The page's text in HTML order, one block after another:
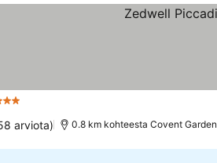
Tähtiluokitus
arviota) 0.8 km kohteesta Covent Garden